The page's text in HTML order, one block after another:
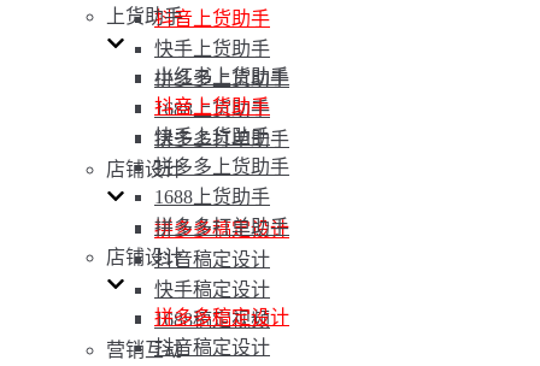
抖音上货助手
快手上货助手
拼多多上货助手
1688上货助手
拼多多打单助手
店铺设计
拼多多稿定设计
抖音稿定设计
快手稿定设计
1688稿定视频
营销互动
上货助手
小红书上货助手
抖音上货助手
快手上货助手
拼多多上货助手
1688上货助手
拼多多打单助手
店铺设计
拼多多稿定设计
抖音稿定设计